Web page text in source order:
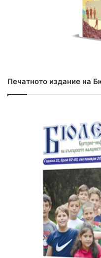
Печатното издание на